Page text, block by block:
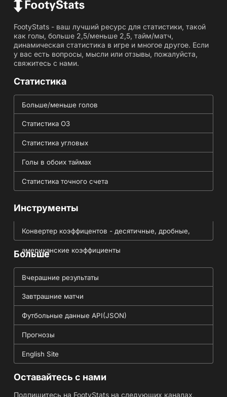
FootyStats - ваш лучший ресурс для статистики, такой
как голы, больше 2,5/меньше 2,5, тайм/матч,
динамическая статистика в игре и многое другое. Если
у вас есть вопросы, мысли или отзывы, пожалуйста,
свяжитесь с нами.
Статистика
Больше/меньше голов
Статистика ОЗ
Статистика угловых
Голы в обоих таймах
Статистика точного счета
Инструменты
Конвертер коэффицентов - десятичные, дробные,
американские коэффициенты
Больше
Вчерашние результаты
Завтрашние матчи
Футбольные данные API(JSON)
Прогнозы
English Site
Оставайтесь с нами
Подпишитесь на FootyStats на следующих каналах,